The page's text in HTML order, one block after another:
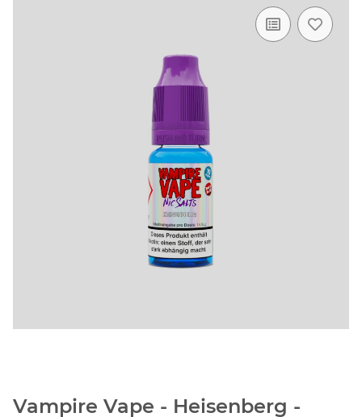
Vampire Vape - Heisenberg -